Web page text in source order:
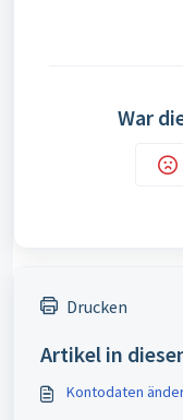
War
Drucken
Artikel in
Kontodaten